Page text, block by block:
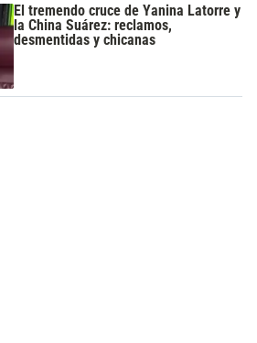
El tremendo cruce de Yanina Latorre y
la China Suárez: reclamos,
desmentidas y chicanas